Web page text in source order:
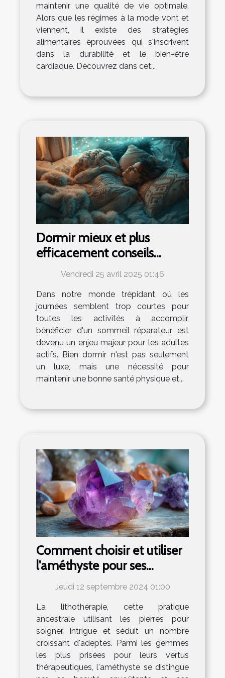
maintenir une qualité de vie optimale.
Alors que les régimes à la mode vont et
viennent, il existe des stratégies
alimentaires éprouvées qui s'inscrivent
dans la durabilité et le bien-être
cardiaque. Découvrez dans cet...
Dormir mieux et plus
efficacement conseils
pratiques pour les adultes
Vendredi 25 avril 2025 01:46
Dans notre monde trépidant où les
journées semblent trop courtes pour
toutes les activités à accomplir,
bénéficier d'un sommeil réparateur est
devenu un enjeu majeur pour les adultes
actifs. Bien dormir n'est pas seulement
un luxe, mais une nécessité pour
maintenir une bonne santé physique et...
Comment choisir et utiliser
l'améthyste pour ses
bienfaits en lithothérapie
Jeudi 12 septembre 2024 01:00
La lithothérapie, cette pratique
ancestrale utilisant les pierres pour
soigner, intrigue et séduit un nombre
croissant d'adeptes. Parmi les gemmes
les plus prisées pour leurs vertus
thérapeutiques, l'améthyste se distingue